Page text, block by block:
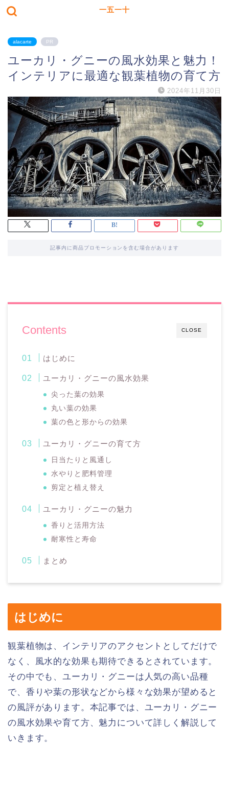
一五一十
alacarte PR
ユーカリ・グニーの風水効果と魅力！
インテリアに最適な観葉植物の育て方
2024年11月30日
記事内に商品プロモーションを含む場合があります
CLOSE
Contents
はじめに
ユーカリ・グニーの風水効果
尖った葉の効果
丸い葉の効果
葉の色と形からの効果
ユーカリ・グニーの育て方
日当たりと風通し
水やりと肥料管理
剪定と植え替え
ユーカリ・グニーの魅力
香りと活用方法
耐寒性と寿命
まとめ
はじめに
観葉植物は、インテリアのアクセントとしてだけで
なく、風水的な効果も期待できるとされています。
その中でも、ユーカリ・グニーは人気の高い品種
で、香りや葉の形状などから様々な効果が望めると
の風評があります。本記事では、ユーカリ・グニー
の風水効果や育て方、魅力について詳しく解説して
いきます。